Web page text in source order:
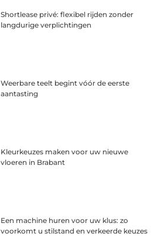
Shortlease privé: flexibel rijden zonder
langdurige verplichtingen
Weerbare teelt begint vóór de eerste
aantasting
Kleurkeuzes maken voor uw nieuwe
vloeren in Brabant
Een machine huren voor uw klus: zo
voorkomt u stilstand en verkeerde keuzes